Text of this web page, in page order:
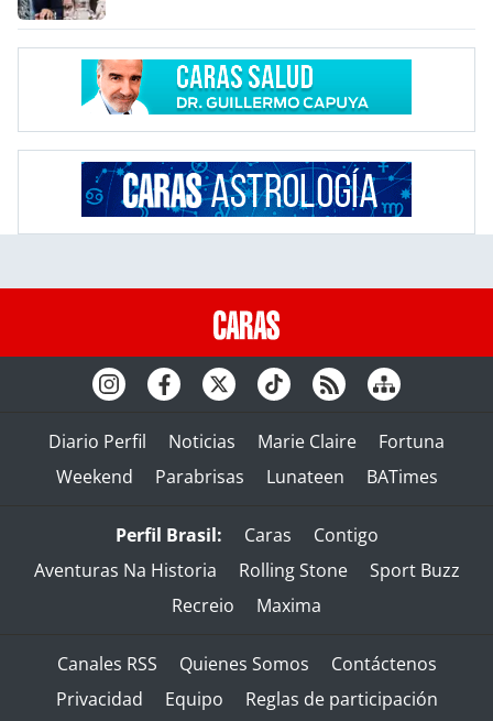
Diario Perfil Noticias Marie Claire
Fortuna
Weekend
Parabrisas Lunateen BATimes
Perfil Brasil: Caras
Contigo
Aventuras Na Historia
Rolling Stone
Sport Buzz
Recreio
Maxima
Canales RSS Quienes Somos
Contáctenos
Privacidad
Equipo Reglas de participación